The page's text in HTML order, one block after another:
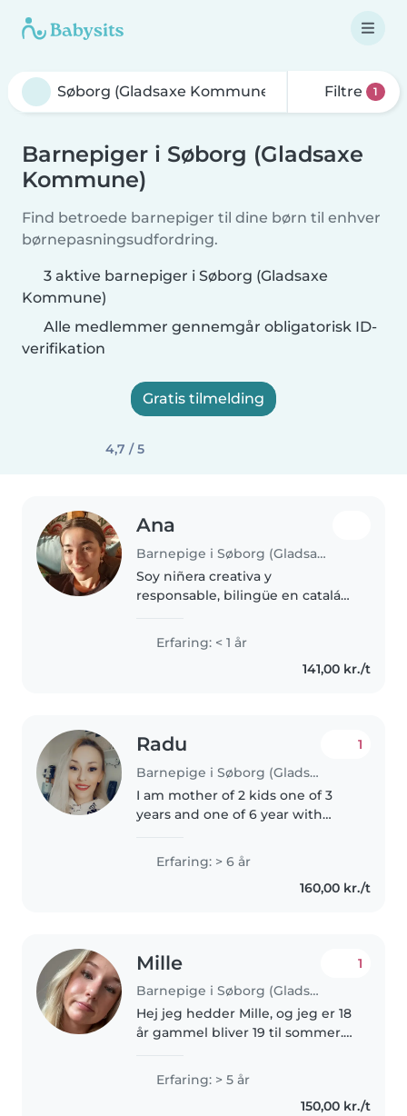
Filtre 1
Barnepiger i Søborg (Gladsaxe
Kommune)
Find betroede barnepiger til dine børn til enhver
børnepasningsudfordring.
3 aktive barnepiger i Søborg (Gladsaxe
Kommune)
Alle medlemmer gennemgår obligatorisk ID-
verifikation
Gratis tilmelding
4,7 / 5
Ana
Barnepige i Søborg (Gladsaxe Kommune)
Soy niñera creativa y
responsable, bilingüe en catalán,
niños y organizar manualidades.
Me encanta ayudar con los
deberes e inventar historias para
Erfaring: < 1 år
141,00 kr./t
Radu
Barnepige i Søborg (Gladsaxe Kommune)
1
I am mother of 2 kids one of 3
years and one of 6 year with
and make a better future for my
family. Unfortunately my kids are
Erfaring: > 6 år
160,00 kr./t
Mille
Barnepige i Søborg (Gladsaxe Kommune)
1
Hej jeg hedder Mille, og jeg er 18
år gammel bliver 19 til sommer.
Gentofte - afslutter til sommer
den 26 juni. Jeg vil gerne være
Erfaring: > 5 år
150,00 kr./t